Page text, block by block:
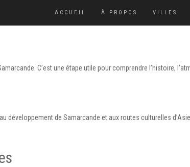
ACCUEIL À PROPOS VILLES
C’est une étape utile pour comprendre l’histoire,
développement de Samarcande et aux routes culturelles